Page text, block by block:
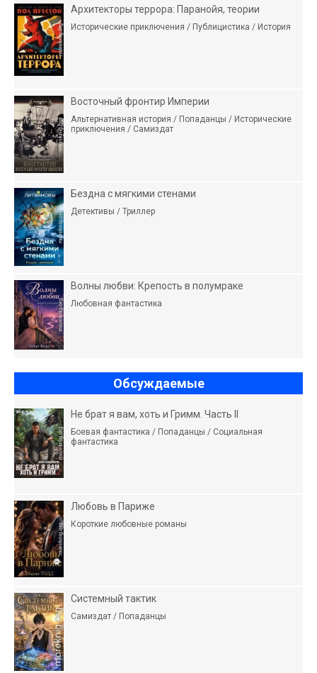
Архитекторы террора: Паранойя, теории
Исторические приключения / Публицистика / История
Восточный фронтир Империи
Альтернативная история / Попаданцы / Исторические
приключения / Самиздат
Бездна с мягкими стенами
Детективы / Триллер
Волны любви: Крепость в полумраке
Любовная фантастика
Обсуждаемые
Не брат я вам, хоть и Гримм. Часть II
Боевая фантастика / Попаданцы / Социальная
фантастика
Любовь в Париже
Короткие любовные романы
Системный тактик
Самиздат / Попаданцы